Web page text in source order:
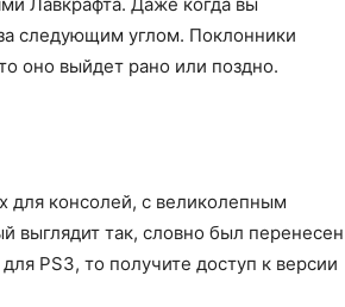
следующим углом. Поклонники
оно выйдет рано или поздно.
для консолей, с великолепным
выглядит так, словно был перенесен
PS3, то получите доступ к версии